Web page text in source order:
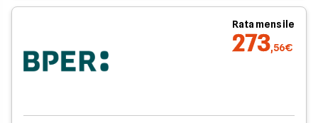
Rata mensile
273,56€